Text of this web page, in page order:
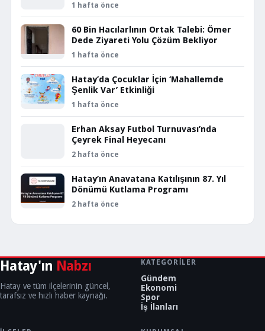
1 hafta önce
60 Bin Hacılarlının Ortak Talebi: Ömer
Dede Ziyareti Yolu Çözüm Bekliyor
1 hafta önce
Hatay’da Çocuklar İçin ‘Mahallemde
Şenlik Var’ Etkinliği
1 hafta önce
Erhan Aksay Futbol Turnuvası’nda
Çeyrek Final Heyecanı
2 hafta önce
Hatay’ın Anavatana Katılışının 87. Yıl
Dönümü Kutlama Programı
2 hafta önce
Hatay'ın Nabzı
Hatay ve tüm ilçelerinin güncel,
tarafsız ve hızlı haber kaynağı.
KATEGORILER
Gündem
Ekonomi
Spor
İş İlanları